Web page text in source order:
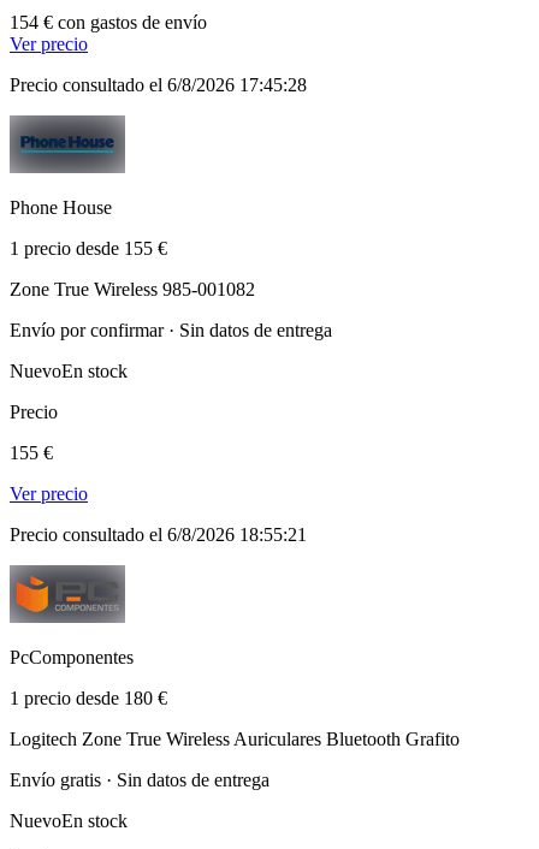
154 € con gastos de envío
Ver precio
Precio consultado el 6/8/2026 17:45:28
Phone House
1 precio desde 155 €
Zone True Wireless 985-001082
Envío por confirmar · Sin datos de entrega
NuevoEn stock
Precio
155 €
Ver precio
Precio consultado el 6/8/2026 18:55:21
PcComponentes
1 precio desde 180 €
Logitech Zone True Wireless Auriculares Bluetooth Grafito
Envío gratis · Sin datos de entrega
NuevoEn stock